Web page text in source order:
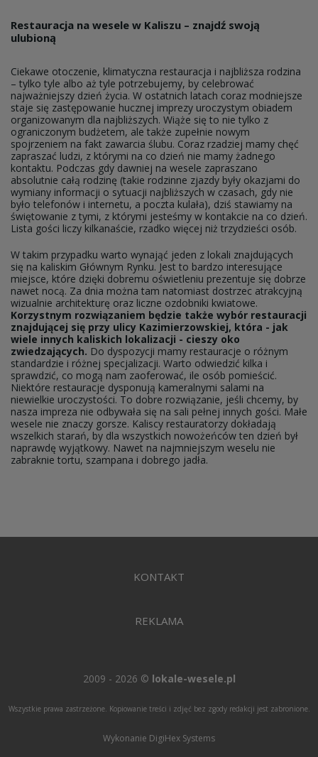
Restauracja na wesele w Kaliszu – znajdź swoją
ulubioną
Ciekawe otoczenie, klimatyczna restauracja i najbliższa rodzina
– tylko tyle albo aż tyle potrzebujemy, by celebrować
najważniejszy dzień życia. W ostatnich latach coraz modniejsze
staje się zastępowanie hucznej imprezy uroczystym obiadem
organizowanym dla najbliższych. Wiąże się to nie tylko z
ograniczonym budżetem, ale także zupełnie nowym
spojrzeniem na fakt zawarcia ślubu. Coraz rzadziej mamy chęć
zapraszać ludzi, z którymi na co dzień nie mamy żadnego
kontaktu. Podczas gdy dawniej na wesele zapraszano
absolutnie całą rodzinę (takie rodzinne zjazdy były okazjami do
wymiany informacji o sytuacji najbliższych w czasach, gdy nie
było telefonów i internetu, a poczta kulała), dziś stawiamy na
świętowanie z tymi, z którymi jesteśmy w kontakcie na co dzień.
Lista gości liczy kilkanaście, rzadko więcej niż trzydzieści osób.
W takim przypadku warto wynająć jeden z lokali znajdujących
się na kaliskim Głównym Rynku. Jest to bardzo interesujące
miejsce, które dzięki dobremu oświetleniu prezentuje się dobrze
nawet nocą. Za dnia można tam natomiast dostrzec atrakcyjną
wizualnie architekturę oraz liczne ozdobniki kwiatowe.
Korzystnym rozwiązaniem będzie także wybór restauracji
znajdującej się przy ulicy Kazimierzowskiej, która - jak
wiele innych kaliskich lokalizacji - cieszy oko
zwiedzających. Do dyspozycji mamy restauracje o różnym
standardzie i różnej specjalizacji. Warto odwiedzić kilka i
sprawdzić, co mogą nam zaoferować, ile osób pomieścić.
Niektóre restauracje dysponują kameralnymi salami na
niewielkie uroczystości. To dobre rozwiązanie, jeśli chcemy, by
nasza impreza nie odbywała się na sali pełnej innych gości. Małe
wesele nie znaczy gorsze. Kaliscy restauratorzy dokładają
wszelkich starań, by dla wszystkich nowożeńców ten dzień był
naprawdę wyjątkowy. Nawet na najmniejszym weselu nie
zabraknie tortu, szampana i dobrego jadła.
KONTAKT
REKLAMA
2009 - 2026 © lokale-wesele.pl
Wszystkie prawa zastrzeżone. Kopiowanie treści i zdjęć bez zgody redakcji jest zabronione.
Wykonanie DigiHex Systems